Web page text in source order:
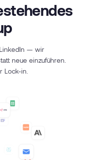
— wir
neue einzuführen.
Lock-in.